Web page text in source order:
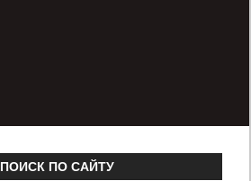
ПОИСК ПО САЙТУ